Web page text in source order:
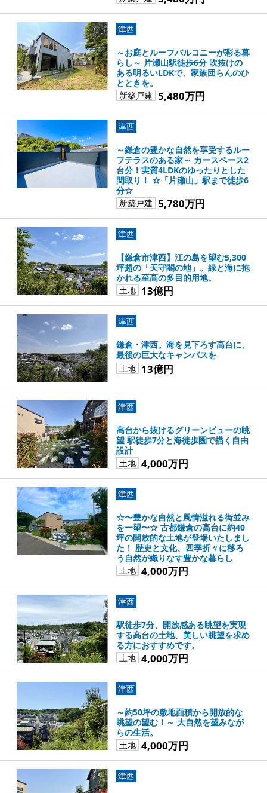
津西
～お庭とルーフバルコニーが彩る暮
らし～ 片瀬山駅徒歩6分 吹抜けの
ある明るいLDKで、家族団らんのひ
とときを。
新築戸建 5,480万円
津西
～鎌倉の豊かな自然を享受するルー
フテラスのある家～ カースペース2
台分！実質4LDKのゆったりとした
間取り！ ☆「片瀬山」駅まで徒歩6
分☆
新築戸建 5,780万円
津西
【鎌倉市津西】江の島を望む5,300
坪超の「天守閣の地」。緑と海に抱
かれる至高の多目的用地。
土地 13億円
津西
鎌倉・津西。海を見下ろす高台に、
最後の巨大なキャンバスを
土地 13億円
津西
高台から抜けるグリーンビューの眺
望 駅徒歩7分と海徒歩圏で描く自由
設計
土地 4,000万円
津西
☆〜豊かな自然と風情溢れる街並み
を一望〜☆ 古都鎌倉の高台に約40
坪の開放的な土地が登場いたしまし
た！ 歴史と文化、四季折々に移ろ
う自然が織りなす豊かな暮らし
土地 4,000万円
津西
駅徒歩7分、開放感ある眺望を実現
する高台の土地、美しい眺望を求め
る方におすすめです。
土地 4,000万円
津西
～約50坪の敷地面積から開放的な
眺望の望む！～ 大自然を望みなが
らの生活。
土地 4,000万円
津西